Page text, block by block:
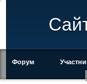
Форум